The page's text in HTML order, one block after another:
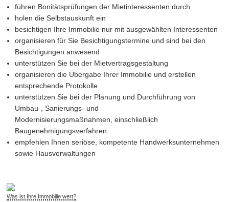
führen Bonitätsprüfungen der Mietinteressenten durch
holen die Selbstauskunft ein
besichtigen Ihre Immobilie nur mit ausgewählten Interessenten
organisieren für Sie Besichtigungstermine und sind bei den
Besichtigungen anwesend
unterstützen Sie bei der Mietvertragsgestaltung
organisieren die Übergabe Ihrer Immobilie und erstellen
entsprechende Protokolle
unterstützen Sie bei der Planung und Durchführung von
Umbau-, Sanierungs- und
Modernisierungsmaßnahmen, einschließlich
Baugenehmigungsverfahren
empfehlen Ihnen seriöse, kompetente Handwerksunternehmen
sowie Hausverwaltungen
Was ist Ihre Immobilie wert?